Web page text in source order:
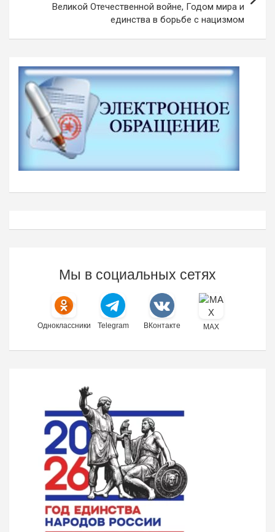
Великой Отечественной войне, Годом мира и
единства в борьбе с нацизмом
Мы в социальных сетях
Одноклассники Telegram ВКонтакте MAX